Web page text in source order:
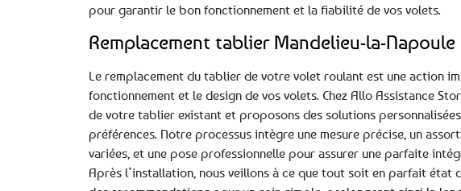
pour garantir le bon fonctionnement et la fiabilité de vos volets.
Remplacement tablier Mandelieu-la-Napoule
Le remplacement du tablier de votre volet roulant est une action
fonctionnement et le design de vos volets. Chez Allo Assistance
de votre tablier existant et proposons des solutions personnalisées
préférences. Notre processus intègre une mesure précise, un
variées, et une pose professionnelle pour assurer une parfaite
Après l’installation, nous veillons à ce que tout soit en parfait état